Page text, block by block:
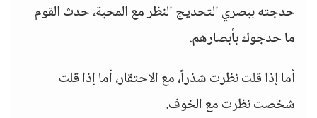
حدجته ببصري التحديج النظر مع المحبة، حدث القوم
ما حدجوك بأبصارهم.
أما إذا قلت نظرت شذراً، مع الاحتقار، أما إذا قلت
شخصت نظرت مع الخوف.